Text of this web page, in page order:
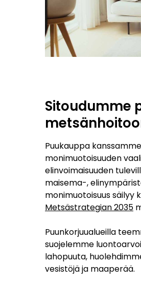
Sitoudumme
Puukauppa
monimuotoisuuden
elinvoimaisuuden
maisema-,
monimuotoisuus säilyy
Metsästrategian 2035
Puunkorjuualueilla
suojelemme
lahopuuta,
vesistöjä ja maaperää.